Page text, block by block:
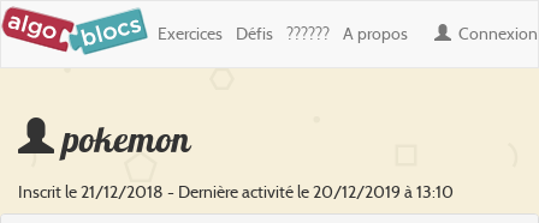
Connexion
Exercices Défis ?????? A propos
pokemon
Inscrit le 21/12/2018 - Dernière activité le 20/12/2019 à 13:10